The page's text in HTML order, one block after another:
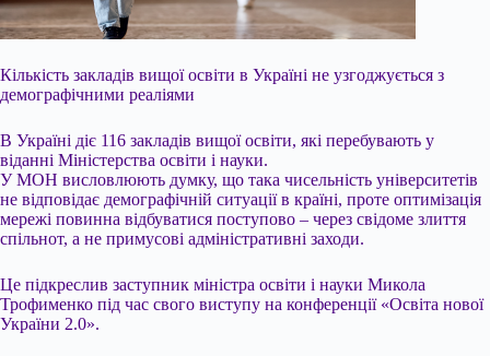
Кількість закладів вищої освіти в Україні не узгоджується з
демографічними реаліями
В Україні діє 116 закладів вищої освіти, які перебувають у
віданні Міністерства освіти і науки.
У МОН висловлюють думку, що така чисельність університетів
не відповідає демографічній ситуації в країні, проте оптимізація
мережі повинна відбуватися поступово – через свідоме злиття
спільнот, а не примусові адміністративні заходи.
Це підкреслив заступник міністра освіти і науки Микола
Трофименко під час свого виступу на конференції «Освіта нової
України 2.0».